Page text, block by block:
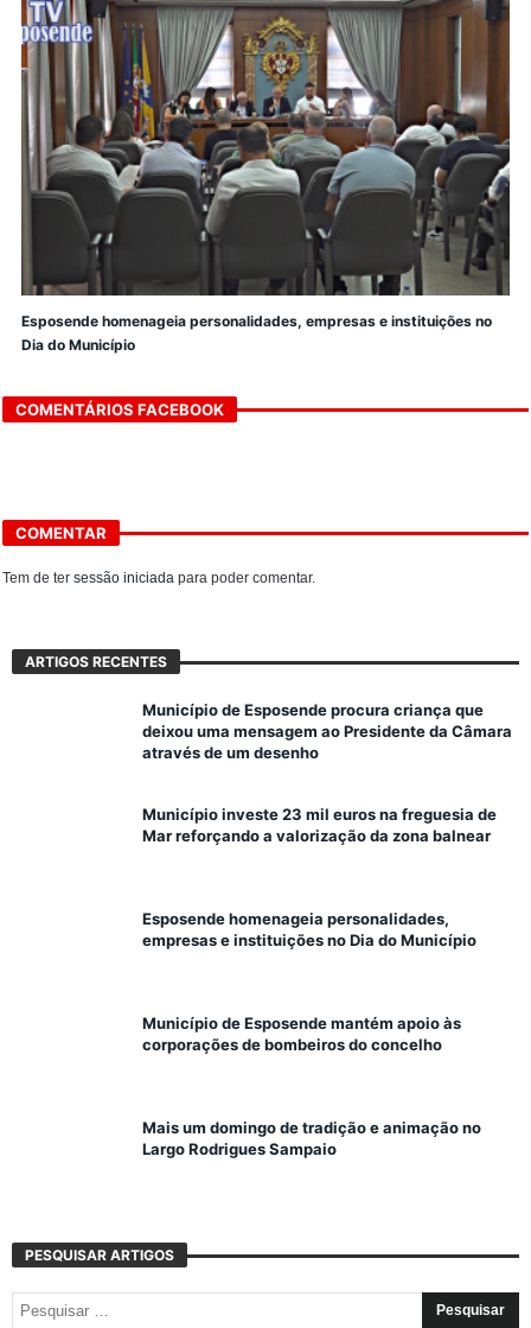
Esposende homenageia personalidades, empresas e instituições no
Dia do Município
COMENTÁRIOS FACEBOOK
COMENTAR
Tem de tersessão iniciada para poder comentar.
ARTIGOS RECENTES
Município de Esposende procura criança que
deixou uma mensagem ao Presidente da Câmara
através de um desenho
Município investe 23 mil euros na freguesia de
Mar reforçando a valorização da zona balnear
Esposende homenageia personalidades,
empresas e instituições no Dia do Município
Município de Esposende mantém apoio às
corporações de bombeiros do concelho
Mais um domingo de tradição e animação no
Largo Rodrigues Sampaio
PESQUISAR ARTIGOS